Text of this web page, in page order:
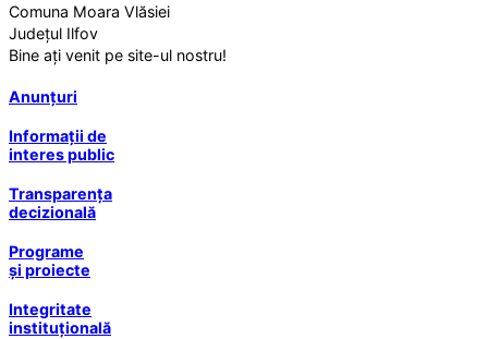
Comuna Moara Vlăsiei
Județul Ilfov
Bine ați venit pe site-ul nostru!
Anunțuri
Informații de
interes public
Transparența
decizională
Programe
și proiecte
Integritate
instituțională